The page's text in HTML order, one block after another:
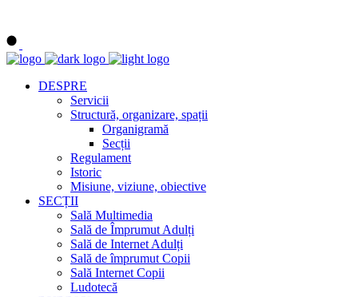
DESPRE
Servicii
Structură, organizare, spații
Organigramă
Secții
Regulament
Istoric
Misiune, viziune, obiective
SECȚII
Sală Multimedia
Sală de Împrumut Adulți
Sală de Internet Adulți
Sală de împrumut Copii
Sală Internet Copii
Ludotecă